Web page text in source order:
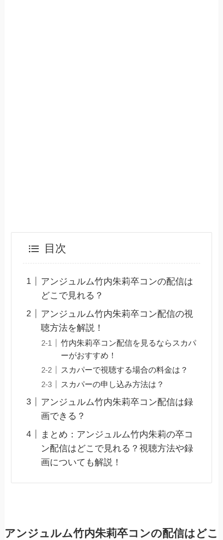
目次
アンジュルム竹内朱莉卒コンの配信は
どこで見れる？
アンジュルム竹内朱莉卒コン配信の視
聴方法を解説！
竹内朱莉卒コン配信を見るならスカパ
ーがおすすめ！
スカパーで視聴する場合の料金は？
スカパーの申し込み方法は？
アンジュルム竹内朱莉卒コン配信は録
画できる？
まとめ：アンジュルム竹内朱莉の卒コ
ン配信はどこで見れる？視聴方法や録
画についても解説！
アンジュルム竹内朱莉卒コンの配信はどこ